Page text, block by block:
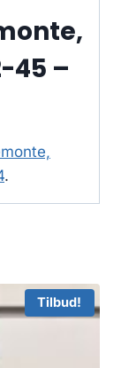
45 –
.
Tilbud!